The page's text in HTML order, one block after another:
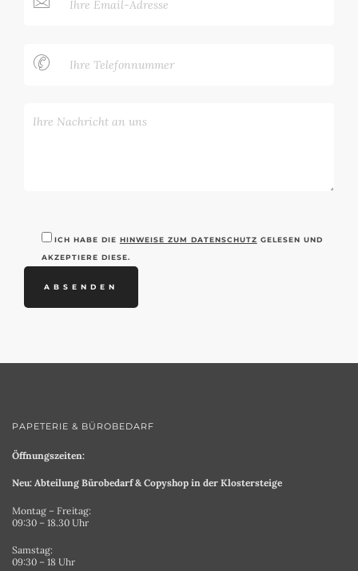
LEAVE
THIS
EMPTY.
ICH HABE DIE HINWEISE ZUM DATENSCHUTZ GELESEN UND
AKZEPTIERE DIESE.
PAPETERIE & BÜROBEDARF
Öffnungszeiten:
Neu: Abteilung Bürobedarf & Copyshop in der Klostersteige
Montag – Freitag:
09:30 – 18.30 Uhr
Samstag:
09:30 – 18 Uhr